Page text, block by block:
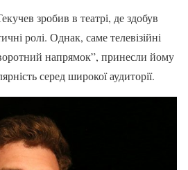
зробив в театрі, де здобув
ролі. Однак, саме телевізійні
напрямок”, принесли йому
серед широкої аудиторії.